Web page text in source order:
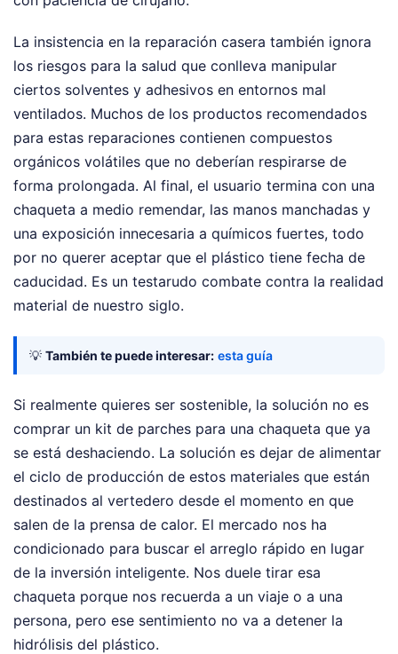
La insistencia en la reparación casera también ignora
los riesgos para la salud que conlleva manipular
ciertos solventes y adhesivos en entornos mal
ventilados. Muchos de los productos recomendados
para estas reparaciones contienen compuestos
orgánicos volátiles que no deberían respirarse de
forma prolongada. Al final, el usuario termina con una
chaqueta a medio remendar, las manos manchadas y
una exposición innecesaria a químicos fuertes, todo
por no querer aceptar que el plástico tiene fecha de
caducidad. Es un testarudo combate contra la realidad
material de nuestro siglo.
💡 También te puede interesar: esta guía
Si realmente quieres ser sostenible, la solución no es
comprar un kit de parches para una chaqueta que ya
se está deshaciendo. La solución es dejar de alimentar
el ciclo de producción de estos materiales que están
destinados al vertedero desde el momento en que
salen de la prensa de calor. El mercado nos ha
condicionado para buscar el arreglo rápido en lugar
de la inversión inteligente. Nos duele tirar esa
chaqueta porque nos recuerda a un viaje o a una
persona, pero ese sentimiento no va a detener la
hidrólisis del plástico.